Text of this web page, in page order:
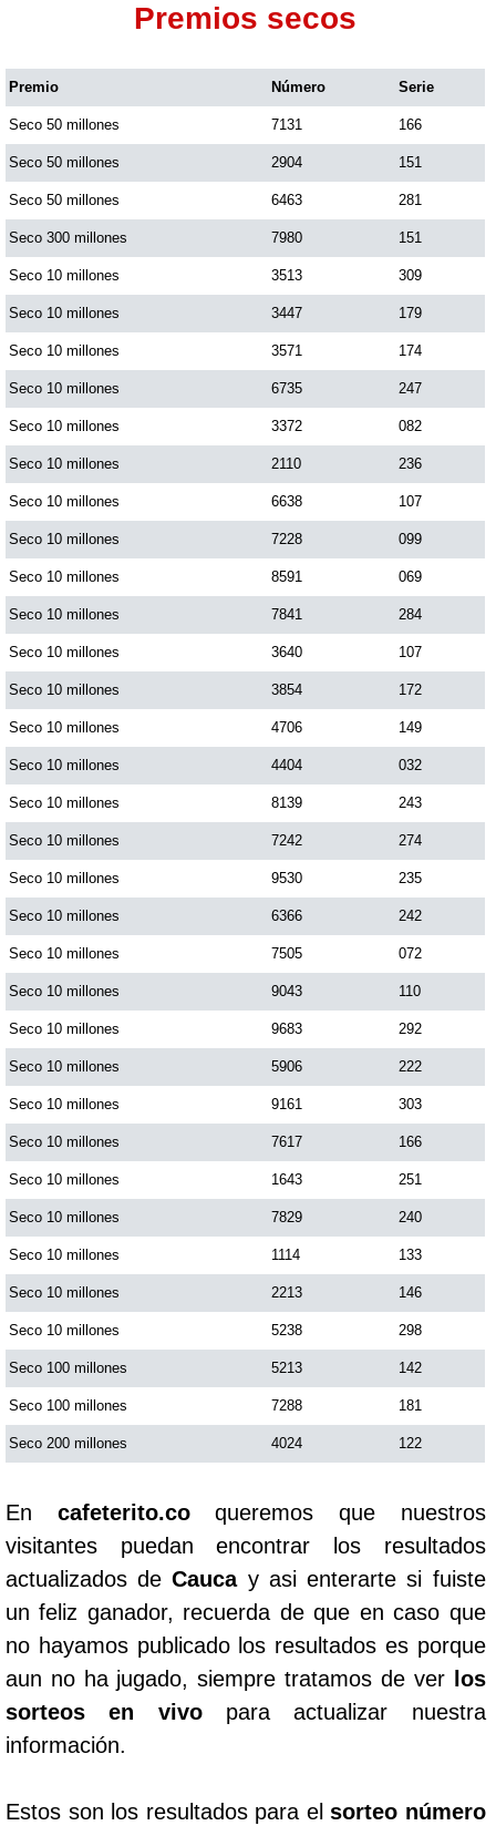
Premios secos
Premio Número Serie
Seco 50 millones 7131 166
Seco 50 millones 2904 151
Seco 50 millones 6463 281
Seco 300 millones 7980 151
Seco 10 millones 3513 309
Seco 10 millones 3447 179
Seco 10 millones 3571 174
Seco 10 millones 6735 247
Seco 10 millones 3372 082
Seco 10 millones 2110 236
Seco 10 millones 6638 107
Seco 10 millones 7228 099
Seco 10 millones 8591 069
Seco 10 millones 7841 284
Seco 10 millones 3640 107
Seco 10 millones 3854 172
Seco 10 millones 4706 149
Seco 10 millones 4404 032
Seco 10 millones 8139 243
Seco 10 millones 7242 274
Seco 10 millones 9530 235
Seco 10 millones 6366 242
Seco 10 millones 7505 072
Seco 10 millones 9043 110
Seco 10 millones 9683 292
Seco 10 millones 5906 222
Seco 10 millones 9161 303
Seco 10 millones 7617 166
Seco 10 millones 1643 251
Seco 10 millones 7829 240
Seco 10 millones 1114 133
Seco 10 millones 2213 146
Seco 10 millones 5238 298
Seco 100 millones 5213 142
Seco 100 millones 7288 181
Seco 200 millones 4024 122
En cafeterito.coqueremos que nuestros
visitantes puedan encontrar los resultados
actualizados deCaucay asi enterarte si fuiste
un feliz ganador, recuerda de que en caso que
no hayamos publicado los resultados es porque
aun no ha jugado, siempre tratamos de ver
los
sorteos en vivopara actualizar nuestra
información.
Estos son los resultados para elsorteo número